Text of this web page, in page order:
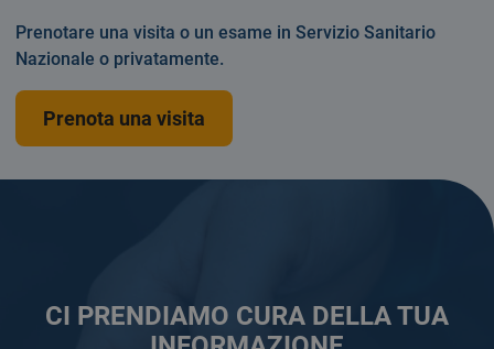
CI PRENDIAMO CURA DELLA TUA
Prenotare una visita o un esame in Servizio Sanitario
Nazionale o privatamente.
Prenota una visita